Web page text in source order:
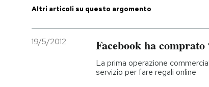
Altri articoli su questo argomento
19/5/2012 Facebook ha
La prima operazione
servizio per fare regali online